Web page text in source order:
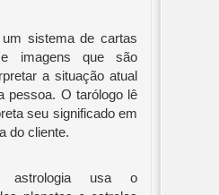
sistema de cartas
imagens que são
a situação atual
pessoa. O tarólogo lê
seu significado em
do cliente.
astrologia usa o